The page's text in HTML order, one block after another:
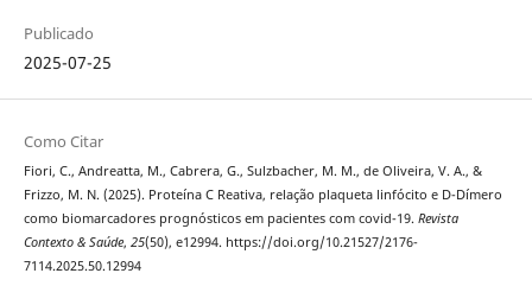
Publicado
2025-07-25
Como Citar
Fiori, C., Andreatta, M., Cabrera, G., Sulzbacher, M. M., de Oliveira, V. A., &
Frizzo, M. N. (2025). Proteína C Reativa, relação plaqueta linfócito e D-Dímero
como biomarcadores prognósticos em pacientes com covid-19. Revista
Contexto & Saúde, 25(50), e12994. https://doi.org/10.21527/2176-
7114.2025.50.12994